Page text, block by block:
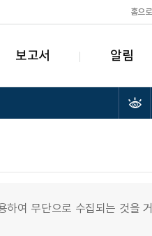
홈으로
보고서 알림
하여 무단으로 수집되는 것을